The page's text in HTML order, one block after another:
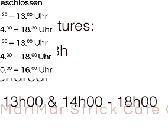
d'ouvertures:
- 18h
& 14h00 - 18h00
Strick Café